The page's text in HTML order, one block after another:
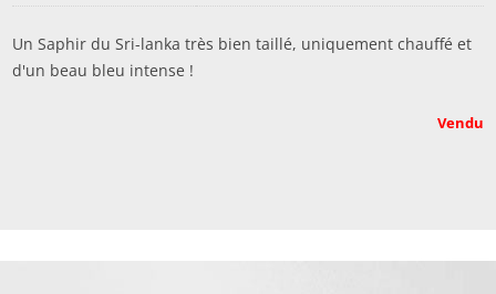
Un Saphir du Sri-lanka très bien taillé, uniquement chauffé et
d'un beau bleu intense !
Vendu